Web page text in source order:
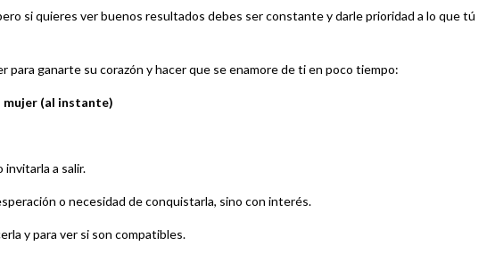
si quieres ver buenos resultados debes ser constante y darle prioridad a lo que tú
ganarte su corazón y hacer que se enamore de ti en poco tiempo:
mujer (al instante)
invitarla a salir.
o necesidad de conquistarla, sino con interés.
y para ver si son compatibles.